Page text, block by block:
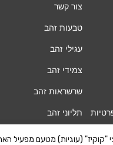
צור קשר
טבעות זהב
עגילי זהב
צמידי זהב
שרשראות זהב
תליוני זהב
גיפט קארד
(עוגיות) מטעם מפעיל